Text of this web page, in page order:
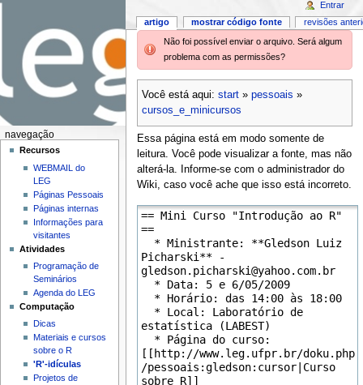
Não foi possível enviar o arquivo. Será algum
problema com as permissões?
Você está aqui: start» pessoais »
cursos_e_minicursos
Essa página está em modo somente de
leitura. Você pode visualizar a fonte, mas não
alterá-la. Informe-se com o administrador do
Wiki, caso você ache que isso está incorreto.
artigo mostrar código fonte revisões
Entrar
navegação
Recursos
WEBMAIL do
LEG
Páginas Pessoais
Páginas internas
Informações para
visitantes
Atividades
Programação de
Seminários
Agenda do LEG
Computação
Dicas
Materiais e cursos
sobre o R
'R'-idículas
Projetos de